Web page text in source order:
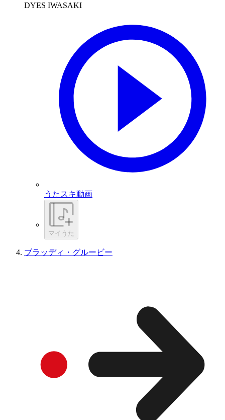
DYES IWASAKI
うたスキ動画
マイうた
ブラッディ・グルービー